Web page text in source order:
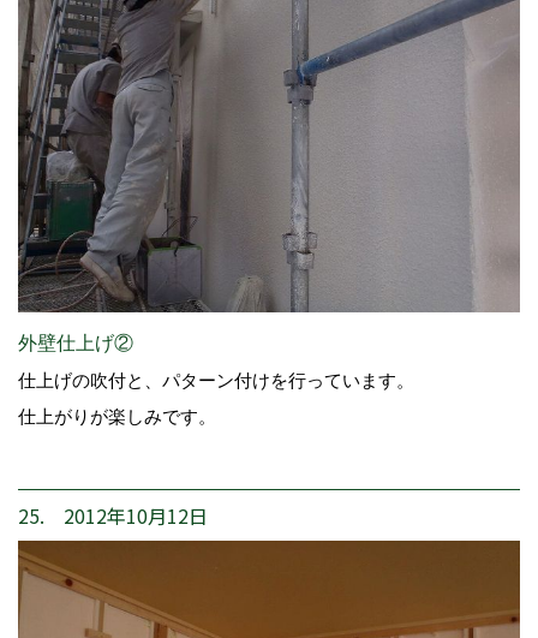
外壁仕上げ②
仕上げの吹付と、パターン付けを行っています。
仕上がりが楽しみです。
25. 2012年10月12日